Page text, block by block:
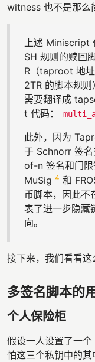
witness 也不是那么
上述 Miniscript
SH 规则的赎回
R（taproot 地
2TR 的脚本规
需要翻译成
t 代码：
此外，因为
于 Schnorr 签
of-n 签名和门限
MuSig 4 和
币脚本，因此不
表了进一步隐藏
向。
接下来，我们看看这
多签名脚本的
个人保险柜
假设一人设置了一
怕这三个私钥中的